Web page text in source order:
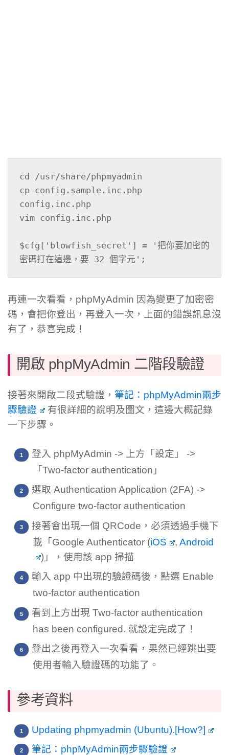
cd /usr/share/phpmyadmin
cp config.sample.inc.php
config.inc.php
vim config.inc.php
$cfg['blowfish_secret'] = '把你要加密的
密碼打在這邊，要 32 個字元';
再連一次看看，phpMyAdmin 因為變更了加密密
碼，會把你登出，再登入一次，上面的錯誤訊息沒
有了，恭喜完成！
開啟 phpMyAdmin 二階段驗證
接著來開啟二段式驗證， 筆記：phpMyAdmin兩步
驟驗證
有很詳細的說明及圖文，這邊大概記錄
一下步驟。
登入 phpMyAdmin -> 上方「設定」 ->
「Two-factor authentication」
選取 Authentication Application (2FA) ->
Configure two-factor authentication
接著會出現一個 QRCode，必須透過手機下
載「Google Authenticator (iOS , Android
)」，使用該 app 掃描
輸入 app 中出現的驗證碼後，點選 Enable
two-factor authentication
看到上方出現 Two-factor authentication
has been configured. 就設定完成了！
登出之後再登入一次看看，果然已經跳出要
使用者輸入驗證碼的功能了。
參考資料
Updating phpmyadmin (Ubuntu).[How?]
筆記：phpMyAdmin兩步驟驗證